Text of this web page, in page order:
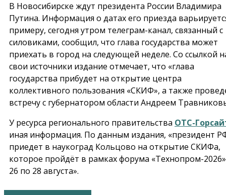
В Новосибирске ждут президента России Владимира
Путина. Информация о датах его приезда
примеру, сегодня утром телеграм-канал, связанный с
силовиками, сообщил, что глава государства может
приехать в город на следующей неделе. Со ссылкой
свои источники издание отмечает, что «глава
государства прибудет на открытие центра
коллективного пользования «СКИФ», а также
встречу с губернатором области Андреем
У ресурса регионального правительства ОТС-
иная информация. По данным издания, «президент
приедет в наукоград Кольцово на открытие СКИФа,
которое пройдёт в рамках форума «Технопром-
26 по 28 августа».